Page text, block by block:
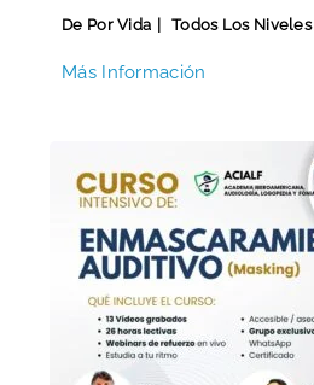
De Por Vida Todos Los Niveles
Más Información